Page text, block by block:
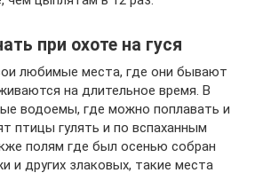
при охоте на гуся
любимые места, где они бывают
на длительное время. В
водоемы, где можно поплавать и
птицы гулять и по вспаханным
полям где был осенью собран
и других злаковых, такие места